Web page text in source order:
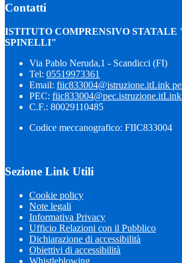
Contatti
ISTITUTO COMPRENSIVO
SPINELLI"
Via Pablo Neruda,1 - Scandicci (FI)
Tel: 05519973361
Email: fiic833004@istruzione.itLink
PEC: fiic833004@pec.istruzione.itLink
C.F.: 80029110485
Codice meccanografico: FIIC833004
Sezione Link Utili
Cookie policy
Note legali
Informativa Privacy
Ufficio Relazioni con il Pubblico
Dichiarazione di accessibilità
Obiettivi di accessibilità
Whistleblowing